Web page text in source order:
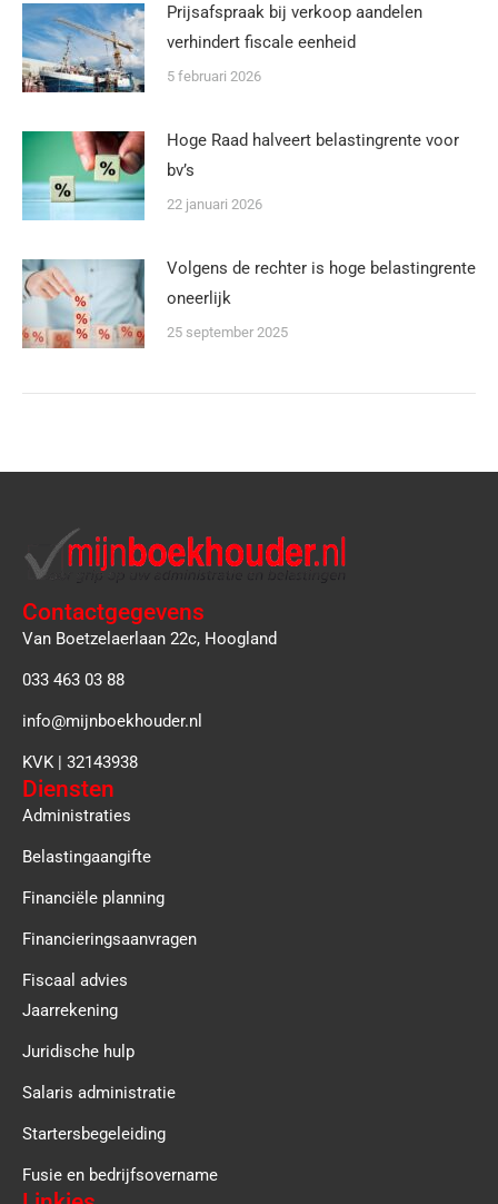
Prijsafspraak bij verkoop aandelen
verhindert fiscale eenheid
5 februari 2026
Hoge Raad halveert belastingrente voor
bv’s
22 januari 2026
Volgens de rechter is hoge belastingrente
oneerlijk
25 september 2025
Contactgegevens
Van Boetzelaerlaan 22c, Hoogland
033 463 03 88
info@mijnboekhouder.nl
KVK | 32143938
Diensten
Administraties
Belastingaangifte
Financiële planning
Financieringsaanvragen
Fiscaal advies
Jaarrekening
Juridische hulp
Salaris administratie
Startersbegeleiding
Fusie en bedrijfsovername